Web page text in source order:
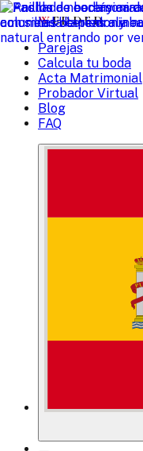
WEDDED
Parejas
Calcula tu boda
Acta Matrimonial
Probador Virtual
Blog
FAQ